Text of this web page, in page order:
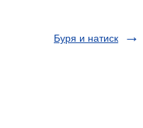
Буря и натиск